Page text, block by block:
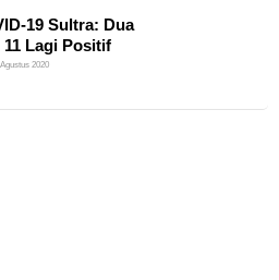
19 Sultra: Dua
Lagi Positif
2020